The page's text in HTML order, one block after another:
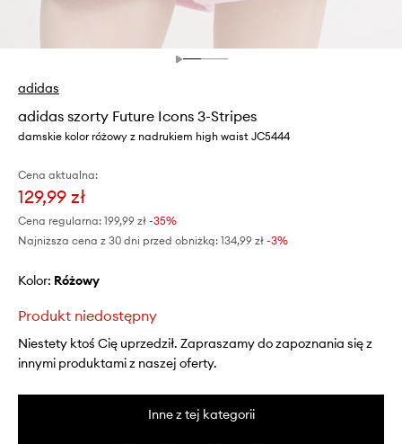
adidas
adidas szorty Future Icons 3-Stripes
damskie kolor różowy z nadrukiem high waist JC5444
Cena aktualna:
129,99 zł
Cena regularna: 199,99 zł -35%
Najniższa cena z 30 dni przed obniżką: 134,99 zł -3%
Kolor: różowy
Produkt niedostępny
Niestety ktoś Cię uprzedził. Zapraszamy do zapoznania się z
innymi produktami z naszej oferty.
Inne z tej kategorii